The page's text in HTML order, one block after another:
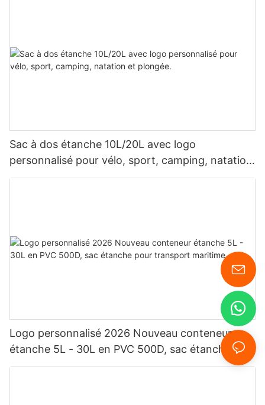
Sac à dos étanche 10L/20L avec logo
personnalisé pour vélo, sport, camping, natation
et plongée.
Logo personnalisé 2026 Nouveau conteneur
étanche 5L - 30L en PVC 500D, sac étanche
pour transport maritime